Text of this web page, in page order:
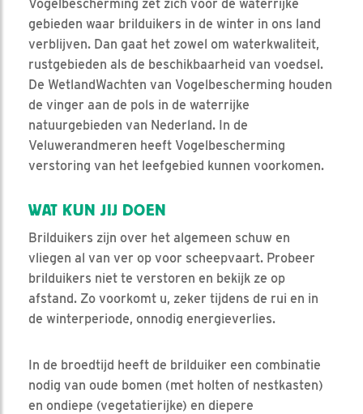
Vogelbescherming zet zich voor de waterrijke
gebieden waar brilduikers in de winter in ons land
verblijven. Dan gaat het zowel om waterkwaliteit,
rustgebieden als de beschikbaarheid van voedsel.
De WetlandWachten van Vogelbescherming houden
de vinger aan de pols in de waterrijke
natuurgebieden van Nederland. In de
Veluwerandmeren heeft Vogelbescherming
verstoring van het leefgebied kunnen voorkomen.
WAT KUN JIJ DOEN
Brilduikers zijn over het algemeen schuw en
vliegen al van ver op voor scheepvaart. Probeer
brilduikers niet te verstoren en bekijk ze op
afstand. Zo voorkomt u, zeker tijdens de rui en in
de winterperiode, onnodig energieverlies.
In de broedtijd heeft de brilduiker een combinatie
nodig van oude bomen (met holten of nestkasten)
en ondiepe (vegetatierijke) en diepere